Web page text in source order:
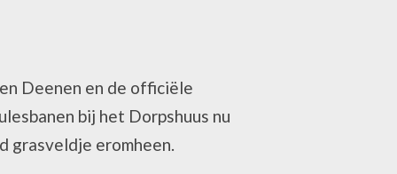
Deenen en de officiële
bij het Dorpshuus nu
grasveldje eromheen.